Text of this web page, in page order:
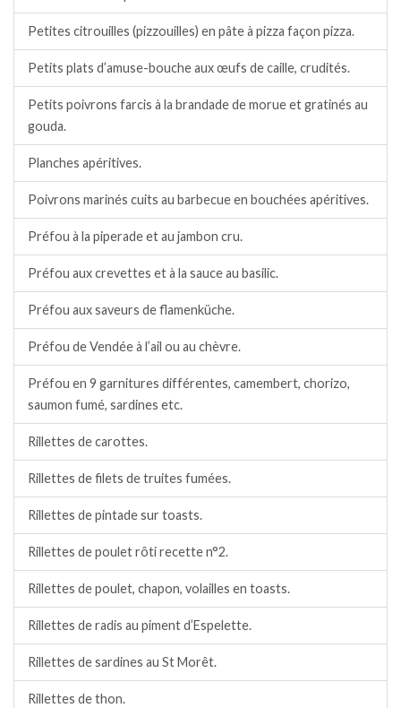
Petites citrouilles (pizzouilles) en pâte à pizza façon pizza.
Petits plats d’amuse-bouche aux œufs de caille, crudités.
Petits poivrons farcis à la brandade de morue et gratinés au
gouda.
Planches apéritives.
Poivrons marinés cuits au barbecue en bouchées apéritives.
Préfou à la piperade et au jambon cru.
Préfou aux crevettes et à la sauce au basilic.
Préfou aux saveurs de flamenküche.
Préfou de Vendée à l’ail ou au chèvre.
Préfou en 9 garnitures différentes, camembert, chorizo,
saumon fumé, sardines etc.
Rillettes de carottes.
Rillettes de filets de truites fumées.
Rillettes de pintade sur toasts.
Rillettes de poulet rôti recette n°2.
Rillettes de poulet, chapon, volailles en toasts.
Rillettes de radis au piment d’Espelette.
Rillettes de sardines au St Morêt.
Rillettes de thon.